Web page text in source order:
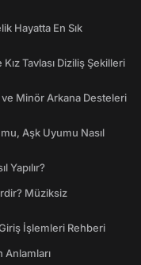
Hayatta En Sık
Kız Tavlası Diziliş Şekilleri
ve Minör Arkana Desteleri
Aşk Uyumu Nasıl
Yapılır?
Müziksiz
İşlemleri Rehberi
Anlamları